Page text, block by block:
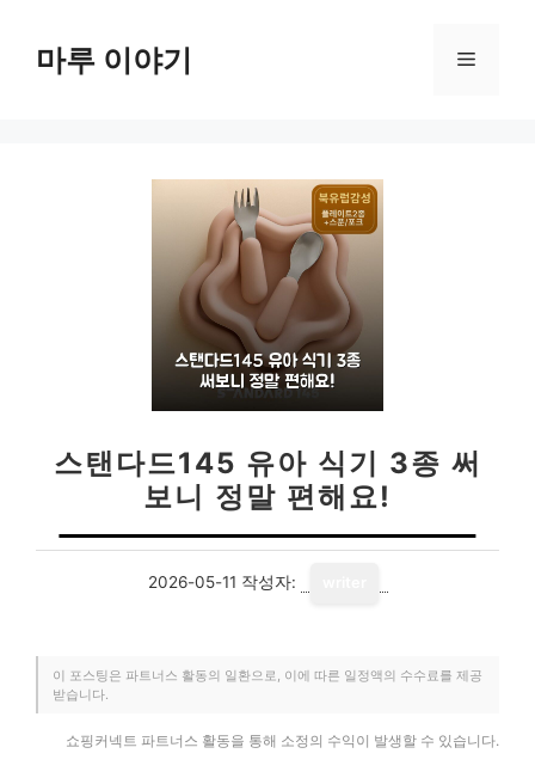
마루 이야기 메
스탠다드145 유아 식기 3종 써
보니 정말 편해요!
2026-05-11 작성자:
이 포스팅은 파트너스 활동의 일환으로, 이에 따른 일정액의 수수료를 제공
받습니다.
쇼핑커넥트 파트너스 활동을 통해 소정의 수익이 발생할 수 있습니다.